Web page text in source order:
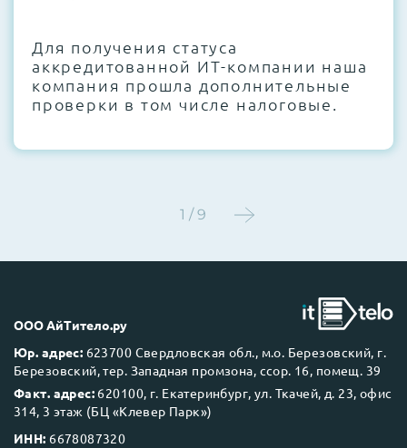
Этап 4:Стресс-тестирование под 100%
нагрузкой в течение 72 часов для
проверки стабильности всех подсистем
Next Business Day (NBD)
Для получения статуса
аккредитованной ИТ-компании наша
компания прошла дополнительные
проверки в том числе налоговые.
1 / 9
ООО АйТитело.ру
Юр. адрес: 623700 Свердловская обл., м.о. Березовский, г.
Березовский, тер. Западная промзона, ссор. 16, помещ. 39
Факт. адрес: 620100, г. Екатеринбург, ул. Ткачей, д. 23, офис
314, 3 этаж (БЦ «Клевер Парк»)
ИНН: 6678087320